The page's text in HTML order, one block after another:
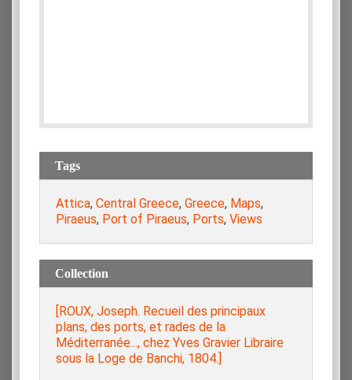
Tags
Attica, Central Greece, Greece, Maps,
Piraeus, Port of Piraeus, Ports, Views
Collection
[ROUX, Joseph. Recueil des principaux
plans, des ports, et rades de la
Méditerranée..., chez Yves Gravier Libraire
sous la Loge de Banchi, 1804.]